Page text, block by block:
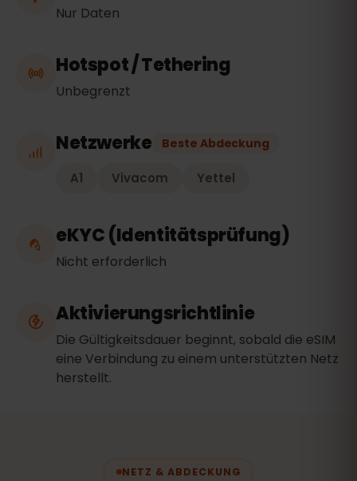
Nur Daten
Hotspot / Tethering
Unbegrenzt
Netzwerke Beste Abdeckung
A1 Vivacom Yettel
eKYC (Identitätsprüfung)
Nicht erforderlich
Aktivierungsrichtlinie
Die Gültigkeitsdauer beginnt, sobald die eSIM
eine Verbindung zu einem unterstützten Netz
herstellt.
NETZ & ABDECKUNG